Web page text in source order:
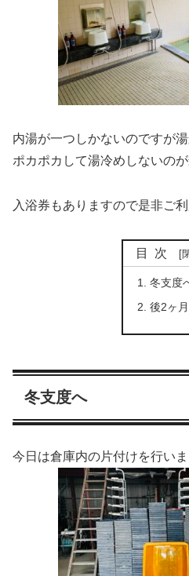
内湯が一つしかないのですが
ポカポカして湯冷めしないのが
入浴券もありますので是非ご利
目次
冬支度
後2ヶ月
冬支度へ
今日は倉庫内の片付けを行い